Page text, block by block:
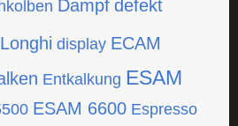
Dampf defekt
display ECAM
Entkalkung ESAM
ESAM 6600 Espresso